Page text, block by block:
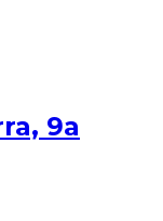
9a